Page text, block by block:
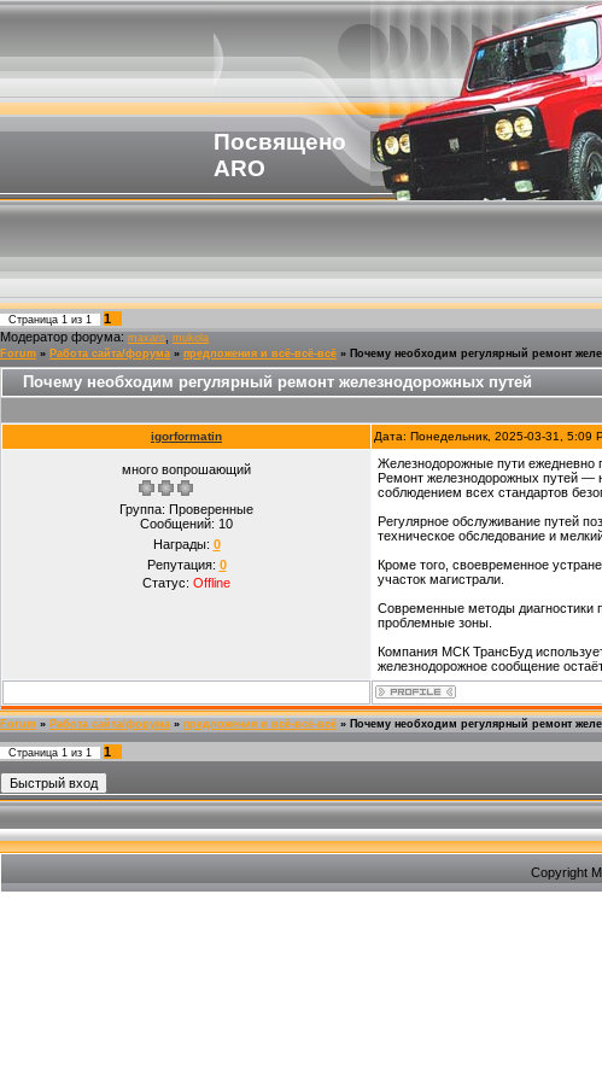
Посвящено
ARO
Страница 1 из 1
1
Модератор форума:maxaro,mukola
Forum » Работа сайта/форума » предложения и всё-всё-всё » Почему необходим регулярный ремонт
Почему необходим регулярный ремонт железнодорожных путей
igorformatin Дата: Понедельник, 2025-03-31, 5:09
много вопрошающий
Группа: Проверенные
Сообщений: 10
Награды: 0
Репутация: 0
Статус: Offline
Железнодорожные пути ежедневно
Ремонт железнодорожных путей —
соблюдением всех стандартов
Регулярное обслуживание путей
техническое обследование и
Кроме того, своевременное
участок магистрали.
Современные методы диагностики
проблемные зоны.
Компания МСК ТрансБуд
железнодорожное сообщение
Forum » Работа сайта/форума » предложения и всё-всё-всё » Почему необходим регулярный ремонт
Страница 1 из 1
1
Copyright